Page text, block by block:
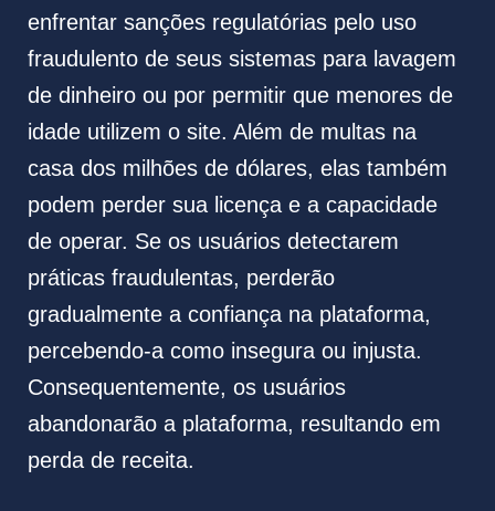
enfrentar sanções regulatórias pelo uso
fraudulento de seus sistemas para lavagem
de dinheiro ou por permitir que menores de
idade utilizem o site. Além de multas na
casa dos milhões de dólares, elas também
podem perder sua licença e a capacidade
de operar. Se os usuários detectarem
práticas fraudulentas, perderão
gradualmente a confiança na plataforma,
percebendo-a como insegura ou injusta.
Consequentemente, os usuários
abandonarão a plataforma, resultando em
perda de receita.